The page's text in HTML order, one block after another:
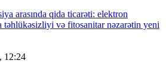
12:24